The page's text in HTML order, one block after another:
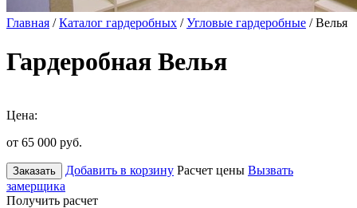
Главная /Каталог гардеробных /Угловые гардеробные / Велья
Гардеробная Велья
Цена:
от 65 000 руб.
Заказать Добавить в корзину Расчет цены Вызвать
замерщика
Получить расчет